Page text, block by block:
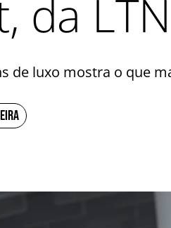
da
de luxo mostra o que